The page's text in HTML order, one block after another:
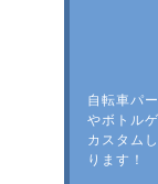
自転車パ
やボトル
カスタム
ります！